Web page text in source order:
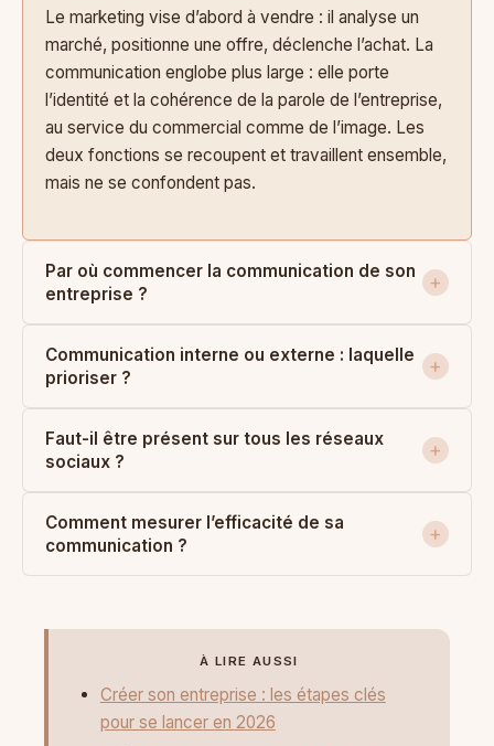
Le marketing vise d’abord à vendre : il analyse un
marché, positionne une offre, déclenche l’achat. La
communication englobe plus large : elle porte
l’identité et la cohérence de la parole de l’entreprise,
au service du commercial comme de l’image. Les
deux fonctions se recoupent et travaillent ensemble,
mais ne se confondent pas.
Par où commencer la communication de son
entreprise ?
Communication interne ou externe : laquelle
prioriser ?
Faut-il être présent sur tous les réseaux
sociaux ?
Comment mesurer l’efficacité de sa
communication ?
À LIRE AUSSI
Créer son entreprise : les étapes clés
pour se lancer en 2026